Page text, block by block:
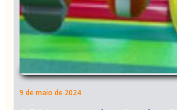
9 de maio de 2024